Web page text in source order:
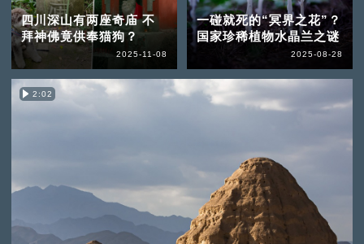
四川深山有两座奇庙 不
拜神佛竟供奉猫狗？
2025-11-08
一碰就死的“冥界之花”？
国家珍稀植物水晶兰之谜
2025-08-28
2:02